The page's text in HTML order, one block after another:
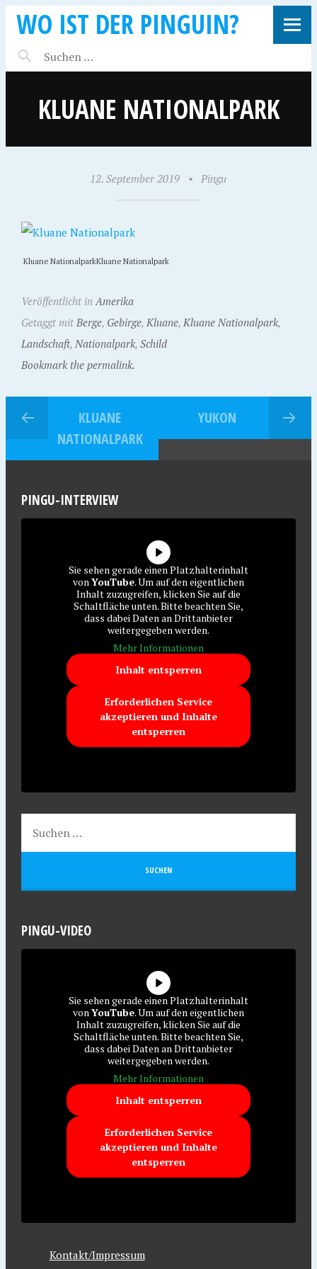
WO IST DER PINGUIN?
KLUANE NATIONALPARK
12. September 2019 • Pingu
Kluane NationalparkKluane Nationalpark
Veröffentlicht inAmerika
Getaggt mit Berge, Gebirge, Kluane, Kluane Nationalpark,
Landschaft, Nationalpark, Schild
Bookmark the permalink.
KLUANE
NATIONALPARK
YUKON
PINGU-INTERVIEW
Sie sehen gerade einen Platzhalterinhalt
vonYouTube. Um auf den eigentlichen
Inhalt zuzugreifen, klicken Sie auf die
Schaltfläche unten. Bitte beachten Sie,
dass dabei Daten an Drittanbieter
weitergegeben werden.
Mehr Informationen
Inhalt entsperren
Erforderlichen Service
akzeptieren und Inhalte
entsperren
PINGU-VIDEO
Sie sehen gerade einen Platzhalterinhalt
vonYouTube. Um auf den eigentlichen
Inhalt zuzugreifen, klicken Sie auf die
Schaltfläche unten. Bitte beachten Sie,
dass dabei Daten an Drittanbieter
weitergegeben werden.
Mehr Informationen
Inhalt entsperren
Erforderlichen Service
akzeptieren und Inhalte
entsperren
Kontakt/Impressum